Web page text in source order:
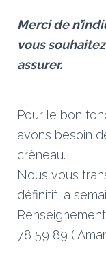
Merci de
vous
assurer.
Pour le bon
avons besoin
créneau.
Nous vous
définitif la
78 59 89 (